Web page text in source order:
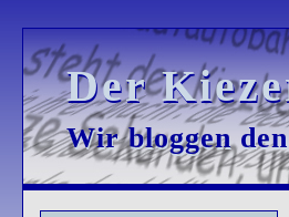
Der
Der
Wir bloggen
Wir bloggen